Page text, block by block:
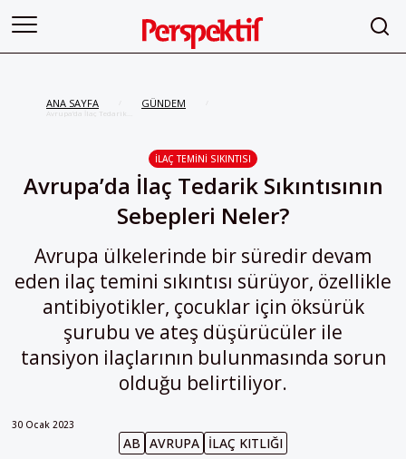
ANA SAYFA GÜNDEM
Avrupa’da İlaç Tedarik
Sıkıntısının Sebepleri Neler?
İLAÇ TEMINI SIKINTISI
Avrupa’da İlaç Tedarik Sıkıntısının
Sebepleri Neler?
Avrupa ülkelerinde bir süredir devam
eden ilaç temini sıkıntısı sürüyor, özellikle
antibiyotikler, çocuklar için öksürük
şurubu ve ateş düşürücüler ile
tansiyon ilaçlarının bulunmasında sorun
olduğu belirtiliyor.
30 Ocak 2023
AB AVRUPA ILAÇ KITLIĞI